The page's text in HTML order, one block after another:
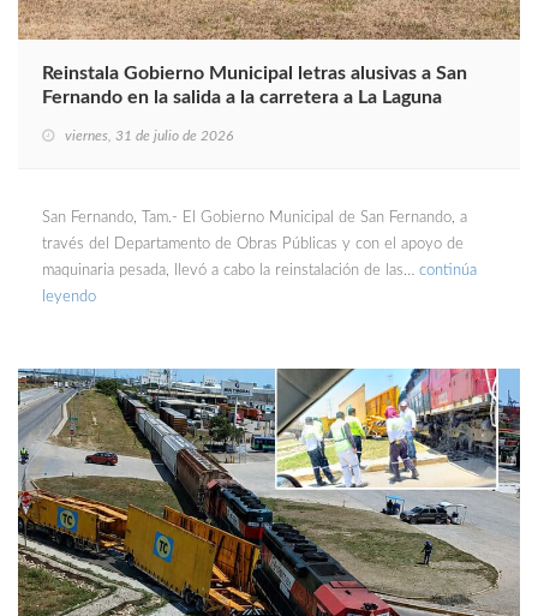
Reinstala Gobierno Municipal letras alusivas a San
Fernando en la salida a la carretera a La Laguna
viernes, 31 de julio de 2026
San Fernando, Tam.- El Gobierno Municipal de San Fernando, a
través del Departamento de Obras Públicas y con el apoyo de
maquinaria pesada, llevó a cabo la reinstalación de las… continúa
leyendo